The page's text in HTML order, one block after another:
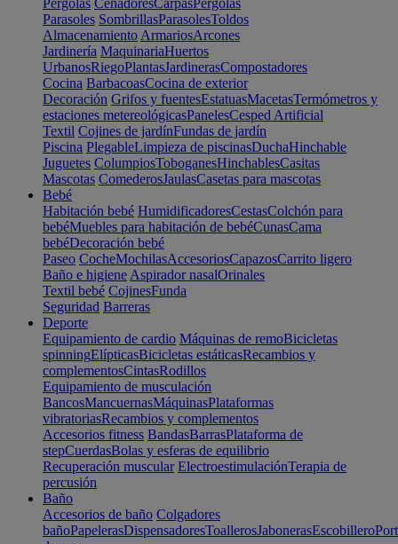
Pérgolas CenadoresCarpasPérgolas
Parasoles SombrillasParasolesToldos
Almacenamiento ArmariosArcones
Jardinería MaquinariaHuertos
UrbanosRiegoPlantasJardinerasCompostadores
Cocina BarbacoasCocina de exterior
Decoración Grifos y fuentesEstatuasMacetasTermómetros y
estaciones metereológicasPanelesCesped Artificial
Textil Cojines de jardínFundas de jardín
Piscina PlegableLimpieza de piscinasDuchaHinchable
Juguetes ColumpiosToboganesHinchablesCasitas
Mascotas ComederosJaulasCasetas para mascotas
Bebé
Habitación bebé HumidificadoresCestasColchón para
bebéMuebles para habitación de bebéCunasCama
bebéDecoración bebé
Paseo CocheMochilasAccesoriosCapazosCarrito ligero
Baño e higiene Aspirador nasalOrinales
Textil bebé CojinesFunda
Seguridad Barreras
Deporte
Equipamiento de cardio Máquinas de remoBicicletas
spinningElípticasBicicletas estáticasRecambios y
complementosCintasRodillos
Equipamiento de musculación
BancosMancuernasMáquinasPlataformas
vibratoriasRecambios y complementos
Accesorios fitness BandasBarrasPlataforma de
stepCuerdasBolas y esferas de equilibrio
Recuperación muscular ElectroestimulaciónTerapia de
percusión
Baño
Accesorios de baño Colgadores
bañoPapelerasDispensadoresToallerosJabonerasEscobillero